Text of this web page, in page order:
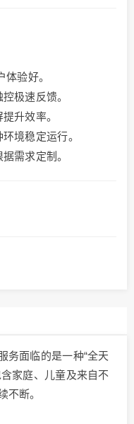
验好。
极速反馈。
升效率。
境稳定运行。
需求定制。
务面临的是一种“全天
家庭、儿童及来自不
不断。